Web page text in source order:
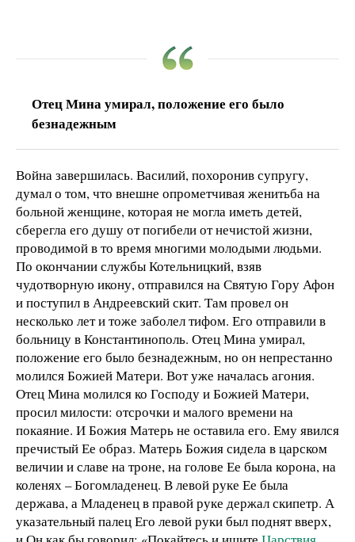
Отец Мина умирал, положение его было
безнадежным
Война завершилась. Василий, похоронив супругу,
думал о том, что внешне опрометчивая женитьба на
больной женщине, которая не могла иметь детей,
сберегла его душу от погибели от нечистой жизни,
проводимой в то время многими молодыми людьми.
По окончании службы Котельницкий, взяв
чудотворную икону, отправился на Святую Гору Афон
и поступил в Андреевский скит. Там провел он
несколько лет и тоже заболел тифом. Его отправили в
больницу в Константинополь. Отец Мина умирал,
положение его было безнадежным, но он непрестанно
молился Божией Матери. Вот уже началась агония.
Отец Мина молился ко Господу и Божией Матери,
просил милости: отсрочки и малого времени на
покаяние. И Божия Матерь не оставила его. Ему явился
пречистый Ее образ. Матерь Божия сидела в царском
величии и славе на троне, на голове Ее была корона, на
коленях – Богомладенец. В левой руке Ее была
держава, а Младенец в правой руке держал скипетр. А
указательный палец Его левой руки был поднят вверх,